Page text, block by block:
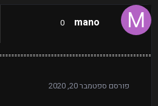
mano
0
פורסם ספטמבר 20, 2020